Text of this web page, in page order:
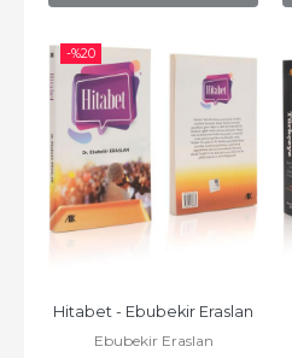
-%20
Hitabet - Ebubekir Eraslan
Ebubekir Eraslan